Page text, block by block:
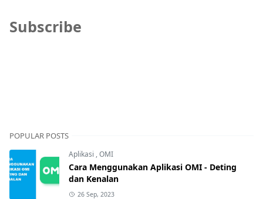
Subscribe
POPULAR POSTS
Aplikasi ,OMI
Cara Menggunakan Aplikasi OMI - Deting
dan Kenalan
26 Sep, 2023